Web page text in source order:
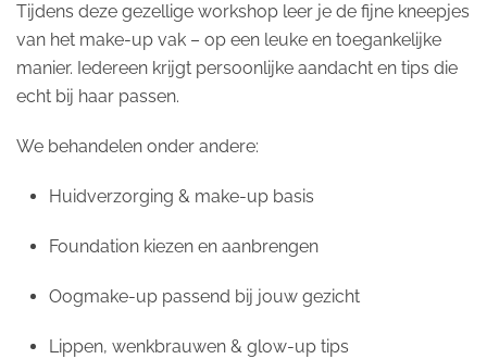
Tijdens deze gezellige workshop leer je de fijne kneepjes
van het make-up vak – op een leuke en toegankelijke
manier. Iedereen krijgt persoonlijke aandacht en tips die
echt bij haar passen.
We behandelen onder andere:
Huidverzorging & make-up basis
Foundation kiezen en aanbrengen
Oogmake-up passend bij jouw gezicht
Lippen, wenkbrauwen & glow-up tips